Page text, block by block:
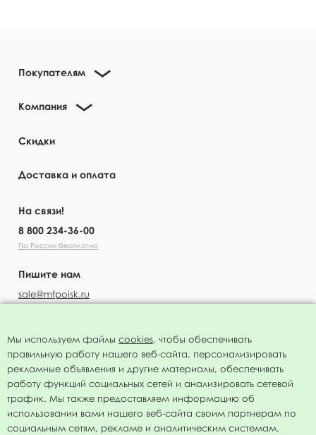
Покупателям
Компания
Скидки
Доставка и оплата
На связи!
8 800 234-36-00
По России бесплатно
Пишите нам
sale@mfpoisk.ru
УЗНАВАЙТЕ ПЕРВЫМИ О НОВОСТЯХ
Мы используем файлы cookies, чтобы обеспечивать
правильную работу нашего веб-сайта, персонализировать
рекламные объявления и другие материалы, обеспечивать
работу функций социальных сетей и анализировать сетевой
трафик. Мы также предоставляем информацию об
использовании вами нашего веб-сайта своим партнерам по
социальным сетям, рекламе и аналитическим системам.